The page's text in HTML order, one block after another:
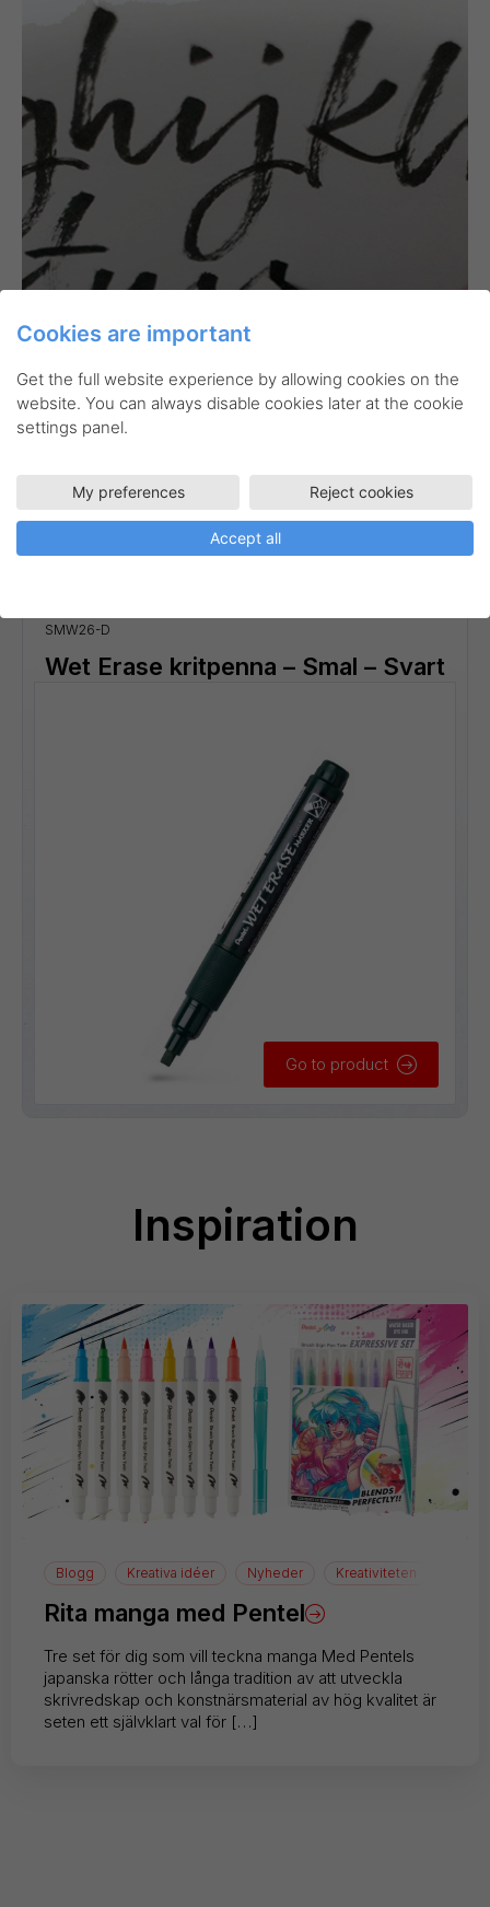
SMW26-D
Wet Erase kritpenna – Smal – Svart
Go to product
Inspiration
Blogg Kreativa idéer Nyheder Kreativiteten
Rita manga med Pentel
Tre set för dig som vill teckna manga Med Pentels
japanska rötter och långa tradition av att utveckla
skrivredskap och konstnärsmaterial av hög kvalitet är
seten ett självklart val för […]
Cookies are important
Get the full website experience by allowing cookies on the
website. You can always disable cookies later at the cookie
settings panel.
My preferences Reject cookies
Accept all